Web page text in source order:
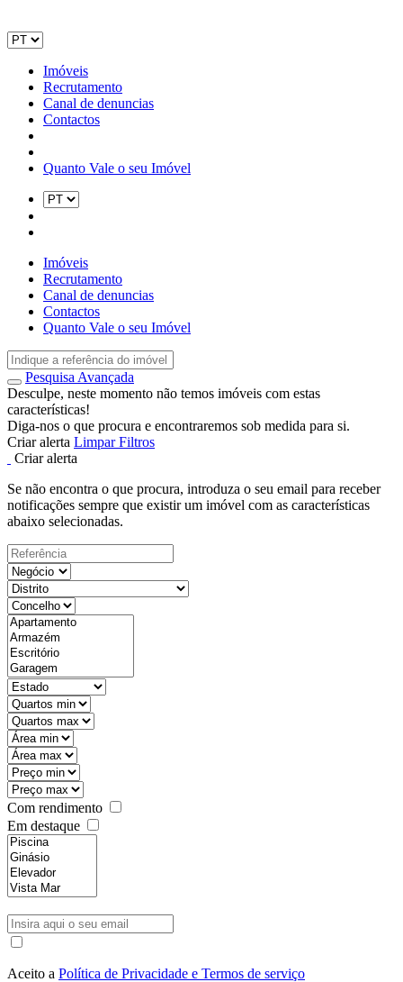
Imóveis
Recrutamento
Canal de denuncias
Contactos
Quanto Vale o seu Imóvel
Imóveis
Recrutamento
Canal de denuncias
Contactos
Quanto Vale o seu Imóvel
Pesquisa Avançada
Desculpe, neste momento não temos imóveis com estas
características!
Diga-nos o que procura e encontraremos sob medida para si.
Criar alerta Limpar Filtros
Criar alerta
Se não encontra o que procura, introduza o seu email para receber
notificações sempre que existir um imóvel com as características
abaixo selecionadas.
Com rendimento
Em destaque
Aceito a Política de Privacidade e Termos de serviço